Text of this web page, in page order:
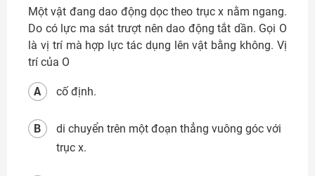
Một vật đang dao động dọc theo trục x nằm ngang.
Do có lực ma sát trượt nên dao động tắt dần. Gọi O
là vị trí mà hợp lực tác dụng lên vật bằng không. Vị
trí của O
cố định.
A
di chuyển trên một đoạn thẳng vuông góc với
trục x.
B